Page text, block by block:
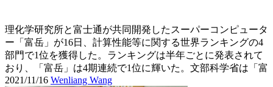
理化学研究所と富士通が共同開発したスーパーコンピュータ
ー「富岳」が16日、計算性能等に関する世界ランキングの4
部門で1位を獲得した。ランキングは半年ごとに発表されて
おり、「富岳」は4期連続で1位に輝いた。文部科学省は「富
2021/11/16 Wenliang Wang